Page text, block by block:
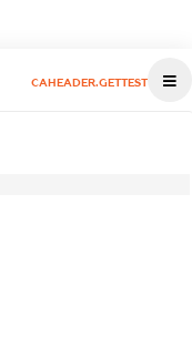
CAHEADER.GETTEST